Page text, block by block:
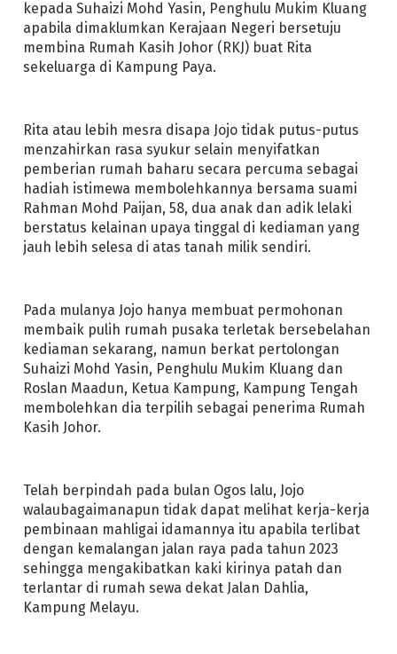
kepada Suhaizi Mohd Yasin, Penghulu Mukim Kluang
apabila dimaklumkan Kerajaan Negeri bersetuju
membina Rumah Kasih Johor (RKJ) buat Rita
sekeluarga di Kampung Paya.
Rita atau lebih mesra disapa Jojo tidak putus-putus
menzahirkan rasa syukur selain menyifatkan
pemberian rumah baharu secara percuma sebagai
hadiah istimewa membolehkannya bersama suami
Rahman Mohd Paijan, 58, dua anak dan adik lelaki
berstatus kelainan upaya tinggal di kediaman yang
jauh lebih selesa di atas tanah milik sendiri.
Pada mulanya Jojo hanya membuat permohonan
membaik pulih rumah pusaka terletak bersebelahan
kediaman sekarang, namun berkat pertolongan
Suhaizi Mohd Yasin, Penghulu Mukim Kluang dan
Roslan Maadun, Ketua Kampung, Kampung Tengah
membolehkan dia terpilih sebagai penerima Rumah
Kasih Johor.
Telah berpindah pada bulan Ogos lalu, Jojo
walaubagaimanapun tidak dapat melihat kerja-kerja
pembinaan mahligai idamannya itu apabila terlibat
dengan kemalangan jalan raya pada tahun 2023
sehingga mengakibatkan kaki kirinya patah dan
terlantar di rumah sewa dekat Jalan Dahlia,
Kampung Melayu.